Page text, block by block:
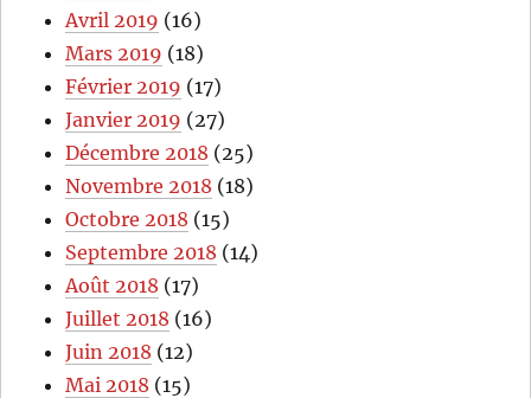
Avril 2019 (16)
Mars 2019 (18)
Février 2019 (17)
Janvier 2019 (27)
Décembre 2018 (25)
Novembre 2018 (18)
Octobre 2018 (15)
Septembre 2018 (14)
Août 2018 (17)
Juillet 2018 (16)
Juin 2018 (12)
Mai 2018 (15)